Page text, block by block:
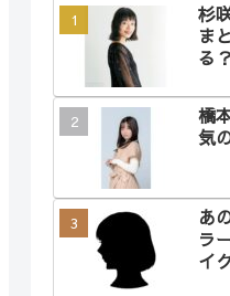
杉
ま
る？
橋
気
あ
ラ
イ